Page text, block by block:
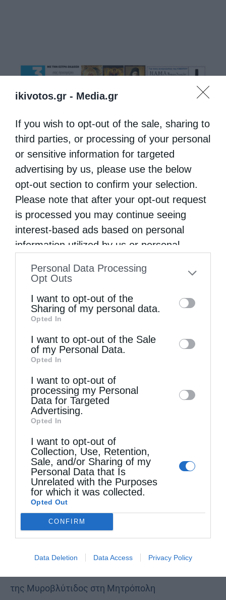
ikivotos.gr - Media.gr
If you wish to opt-out of the sale, sharing to
third parties, or processing of your personal
or sensitive information for targeted
advertising by us, please use the below
opt-out section to confirm your selection.
Please note that after your opt-out request
is processed you may continue seeing
interest-based ads based on personal
information utilized by us or personal
to your opt-out. You may separately opt-out
information by third parties on the IAB’s list
of downstream participants. This
information may also be disclosed by us to
third parties on theIAB’s List of
Downstream Participants
disclose it to other third parties.
Personal Data Processing
Opt Outs
I want to opt-out of the
Sharing of my personal data.
Opted In
I want to opt-out of the Sale
of my Personal Data.
Opted In
I want to opt-out of
processing my Personal
Data for Targeted
Advertising.
Opted In
I want to opt-out of
Collection, Use, Retention,
Sale, and/or Sharing of my
Personal Data that Is
Unrelated with the Purposes
for which it was collected.
Opted Out
CONFIRM
Data Deletion Data Access Privacy Policy
Τελευταία άρθρα
φύλλο της Εφημερίδας «Κιβωτός της
Ορθοδοξίας» – Νέες Προσφορές
Πειραιώς Σεραφείμ: Να χαίρεστε τη ζωή εδώ,
αλλά να έχετε τον νου σας και την καρδιά σας
στους ουρανούς (ΦΩΤΟ)
Αρχιερατική Θεία Λειτουργία στη Μονή
Μεταμορφώσεως Σωτήρος Χορτιάτη
της Μυροβλύτιδος στη Μητρόπολη